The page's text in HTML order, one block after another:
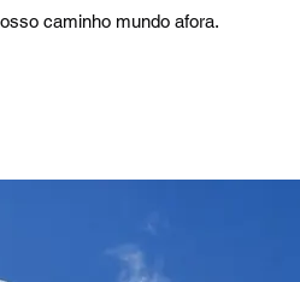
caminho mundo afora.